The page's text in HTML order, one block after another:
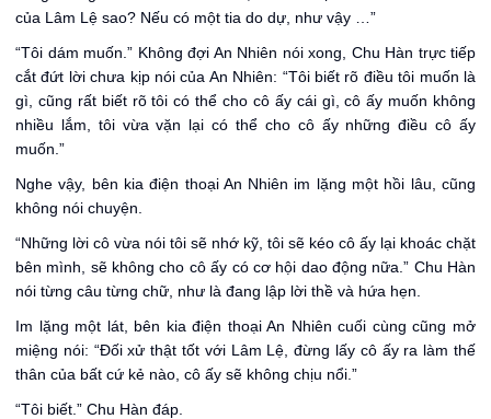
của Lâm Lệ sao? Nếu có một tia do dự, như vậy …”
“Tôi dám muốn.” Không đợi An Nhiên nói xong, Chu Hàn trực tiếp
cắt đứt lời chưa kịp nói của An Nhiên: “Tôi biết rõ điều tôi muốn là
gì, cũng rất biết rõ tôi có thể cho cô ấy cái gì, cô ấy muốn không
nhiều lắm, tôi vừa vặn lại có thể cho cô ấy những điều cô ấy
muốn.”
Nghe vậy, bên kia điện thoại An Nhiên im lặng một hồi lâu, cũng
không nói chuyện.
“Những lời cô vừa nói tôi sẽ nhớ kỹ, tôi sẽ kéo cô ấy lại khoác chặt
bên mình, sẽ không cho cô ấy có cơ hội dao động nữa.” Chu Hàn
nói từng câu từng chữ, như là đang lập lời thề và hứa hẹn.
Im lặng một lát, bên kia điện thoại An Nhiên cuối cùng cũng mở
miệng nói: “Đối xử thật tốt với Lâm Lệ, đừng lấy cô ấy ra làm thế
thân của bất cứ kẻ nào, cô ấy sẽ không chịu nổi.”
“Tôi biết.” Chu Hàn đáp.